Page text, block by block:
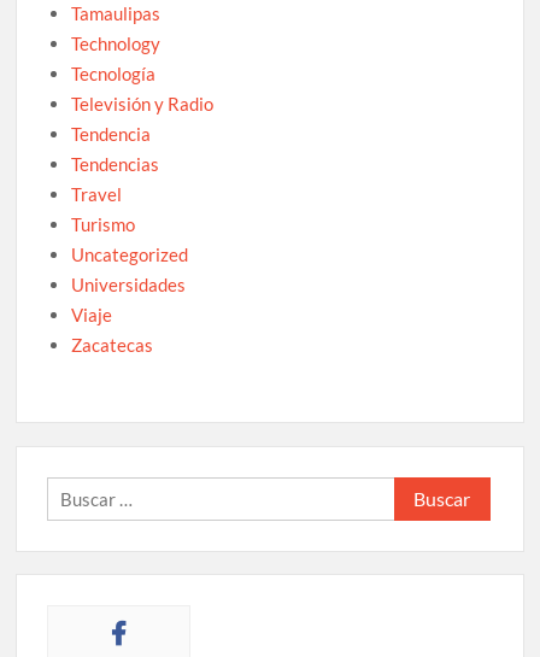
Tamaulipas
Technology
Tecnología
Televisión y Radio
Tendencia
Tendencias
Travel
Turismo
Uncategorized
Universidades
Viaje
Zacatecas
Buscar: